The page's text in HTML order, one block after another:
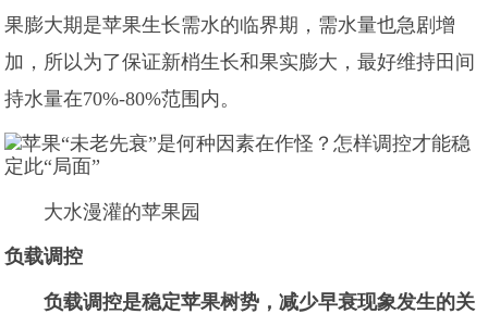
果膨大期是苹果生长需水的临界期，需水量也急剧增
加，所以为了保证新梢生长和果实膨大，最好维持田间
持水量在70%-80%范围内。
大水漫灌的苹果园
负载调控
负载调控是稳定苹果树势，减少早衰现象发生的关